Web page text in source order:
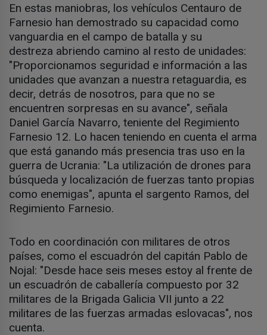
En estas maniobras, los vehículos Centauro de
Farnesio han demostrado su capacidad como
vanguardia en el campo de batalla y su
destreza abriendo camino al resto de unidades:
"Proporcionamos seguridad e información a las
unidades que avanzan a nuestra retaguardia, es
decir, detrás de nosotros, para que no se
encuentren sorpresas en su avance", señala
Daniel García Navarro, teniente del Regimiento
Farnesio 12. Lo hacen teniendo en cuenta el arma
que está ganando más presencia tras uso en la
guerra de Ucrania: "La utilización de drones para
búsqueda y localización de fuerzas tanto propias
como enemigas", apunta el sargento Ramos, del
Regimiento Farnesio.
Todo en coordinación con militares de otros
países, como el escuadrón del capitán Pablo de
Nojal: "Desde hace seis meses estoy al frente de
un escuadrón de caballería compuesto por 32
militares de la Brigada Galicia VII junto a 22
militares de las fuerzas armadas eslovacas", nos
cuenta.